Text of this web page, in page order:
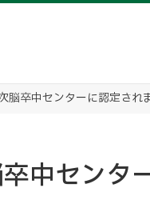
脳卒中センターに認定され
中センタ